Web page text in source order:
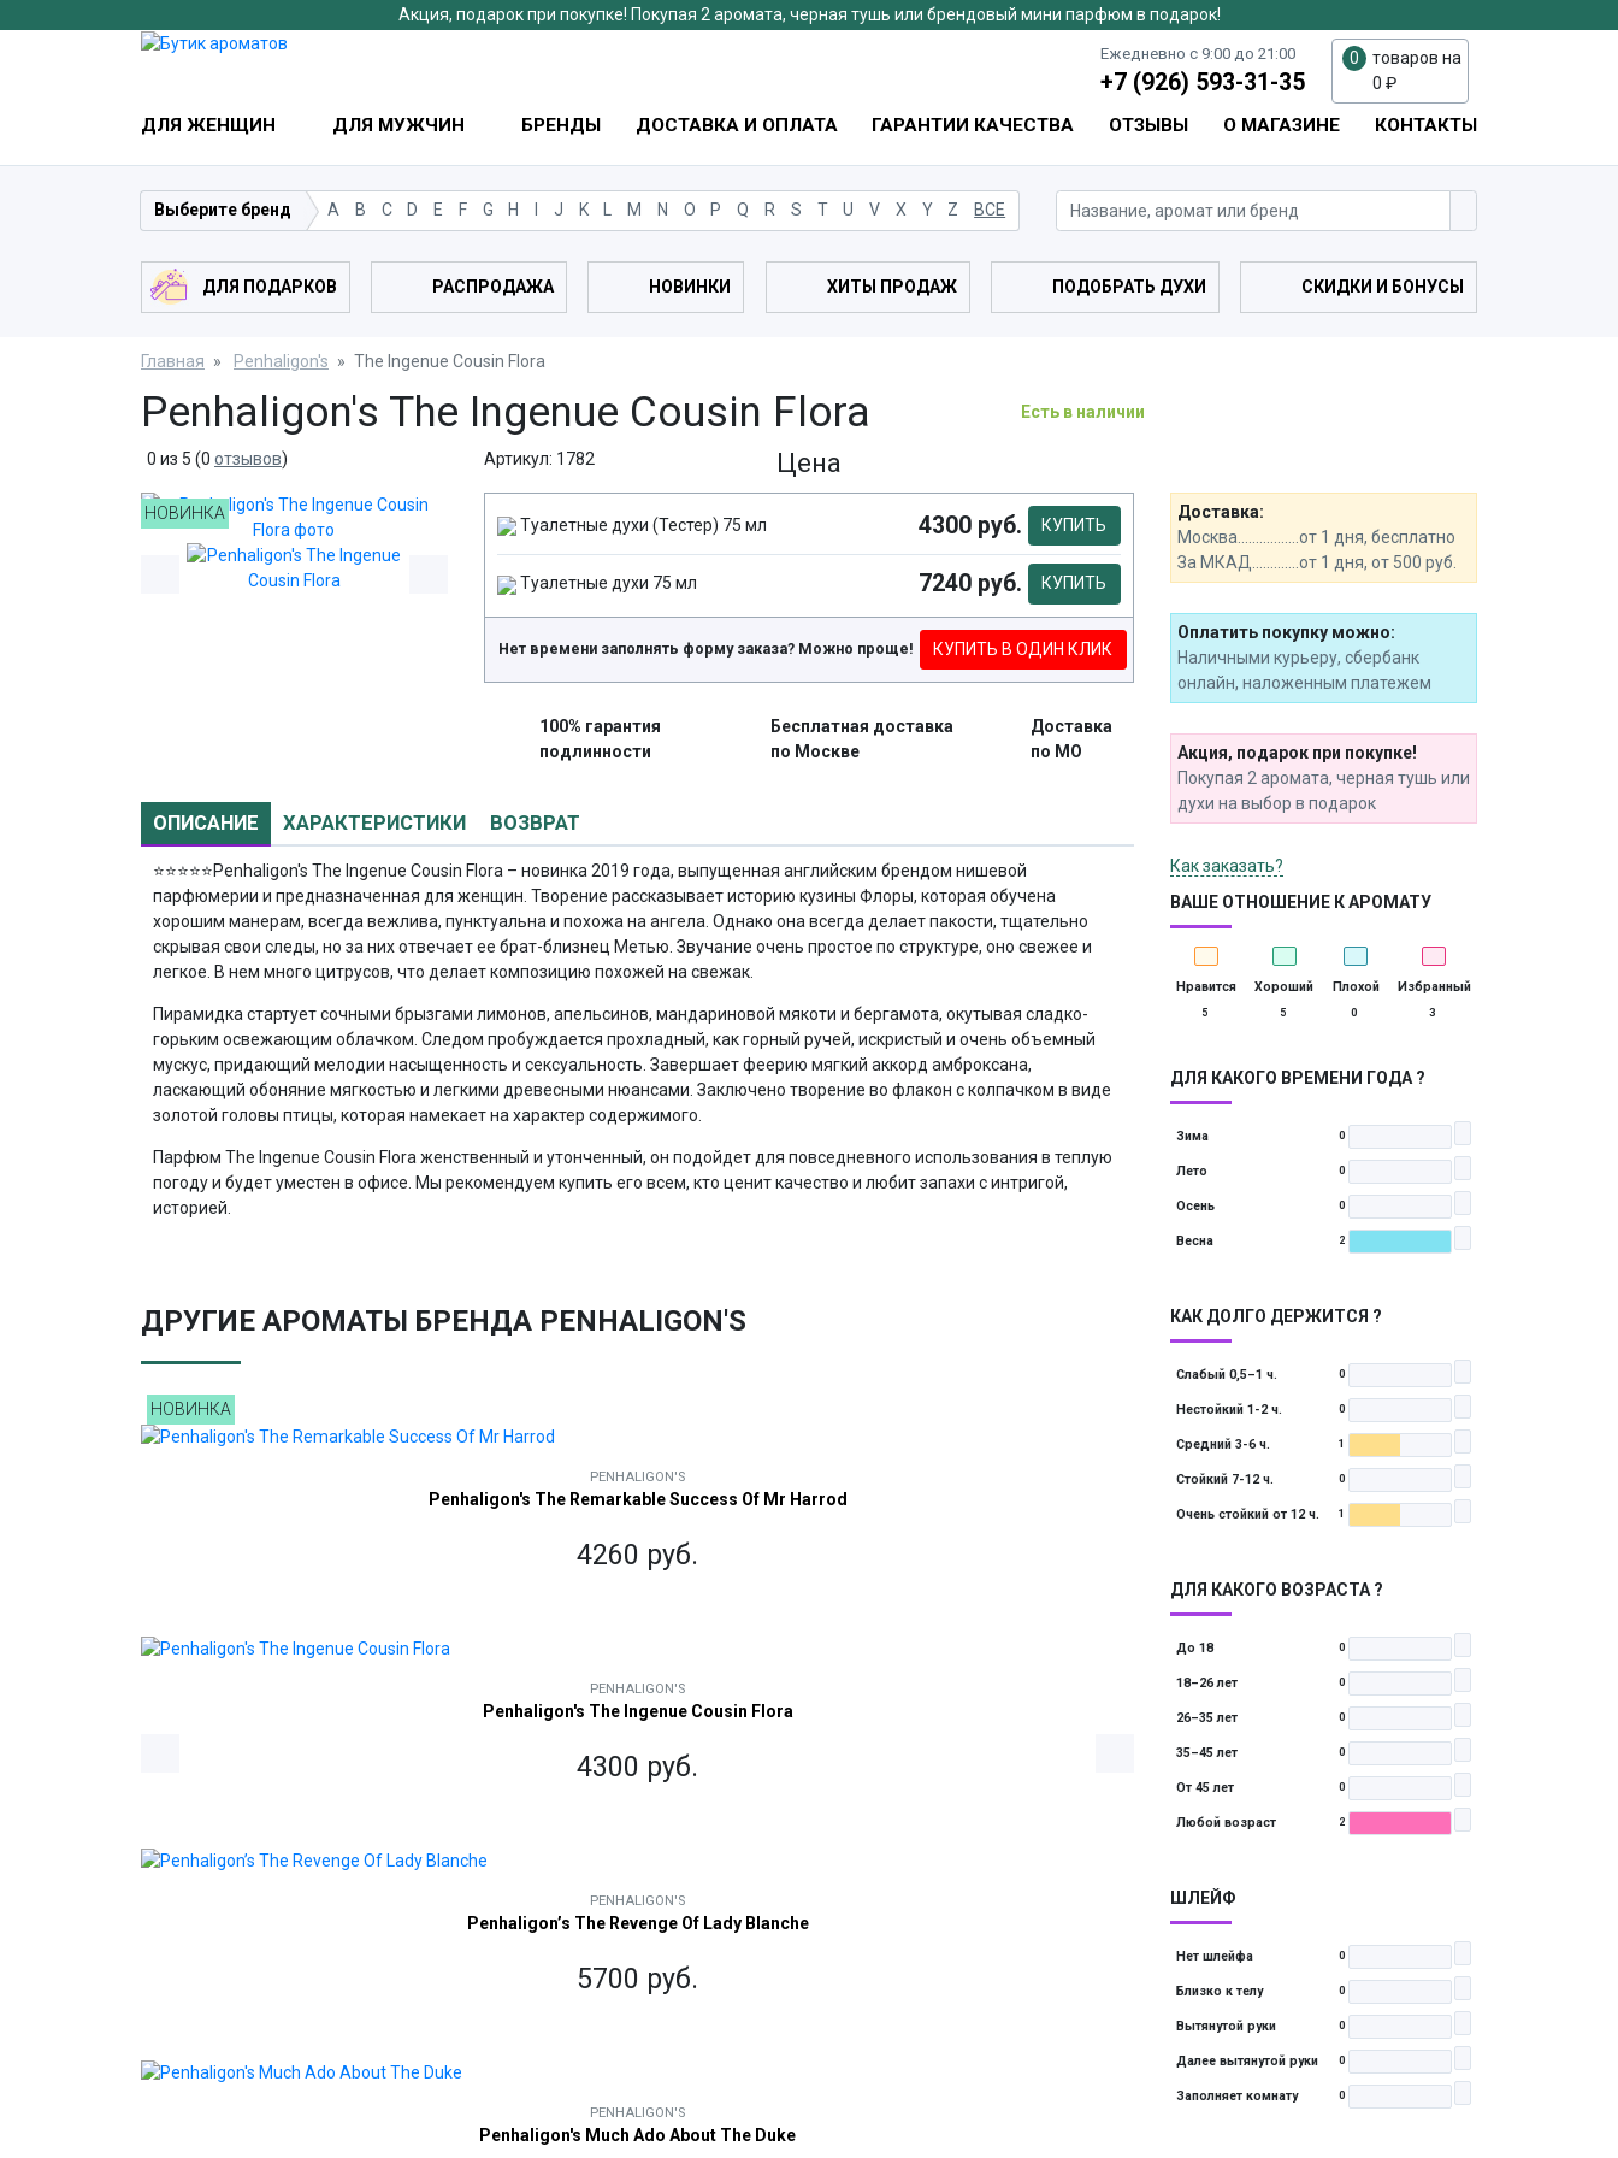
Акция, подарок при покупке! Покупая 2 аромата, черная тушь или брендовый мини парфюм в подарок!
Ежедневно с 9:00 до 21:00
+7 (926) 593-31-35
0
товаров на
0 ₽
ДЛЯ ЖЕНЩИН ДЛЯ МУЖЧИН БРЕНДЫ ДОСТАВКА И ОПЛАТА ГАРАНТИИ КАЧЕСТВА ОТЗЫВЫ О МАГАЗИНЕ КОНТАКТЫ
Выберите бренд A B C D E F G H J K L M N O P Q R S T U V X Y Z ВСЕ
ДЛЯ ПОДАРКОВ РАСПРОДАЖА НОВИНКИ ХИТЫ ПРОДАЖ ПОДОБРАТЬ ДУХИ СКИДКИ И БОНУСЫ
Главная Penhaligon's The Ingenue Cousin Flora
Penhaligon's The Ingenue Cousin Flora Есть в наличии
0 из 5 (0 отзывов) Артикул: 1782 Цена
НОВИНКА
Туалетные духи (Тестер) 75 мл 4300 руб. КУПИТЬ
Туалетные духи 75 мл 7240 руб. КУПИТЬ
Нет времени заполнять форму заказа? Можно проще! КУПИТЬ В ОДИН КЛИК
100% гарантия
подлинности
Бесплатная доставка
по Москве
Доставка
по МО
ОПИСАНИЕ ХАРАКТЕРИСТИКИ ВОЗВРАТ
⭐⭐⭐⭐⭐Penhaligon's The Ingenue Cousin Flora – новинка 2019 года, выпущенная английским брендом нишевой
парфюмерии и предназначенная для женщин. Творение рассказывает историю кузины Флоры, которая обучена
хорошим манерам, всегда вежлива, пунктуальна и похожа на ангела. Однако она всегда делает пакости, тщательно
скрывая свои следы, но за них отвечает ее брат-близнец Метью. Звучание очень простое по структуре, оно свежее и
легкое. В нем много цитрусов, что делает композицию похожей на свежак.
Пирамидка стартует сочными брызгами лимонов, апельсинов, мандариновой мякоти и бергамота, окутывая сладко-
горьким освежающим облачком. Следом пробуждается прохладный, как горный ручей, искристый и очень объемный
мускус, придающий мелодии насыщенность и сексуальность. Завершает феерию мягкий аккорд амброксана,
ласкающий обоняние мягкостью и легкими древесными нюансами. Заключено творение во флакон с колпачком в виде
золотой головы птицы, которая намекает на характер содержимого.
Парфюм The Ingenue Cousin Flora женственный и утонченный, он подойдет для повседневного использования в теплую
погоду и будет уместен в офисе. Мы рекомендуем купить его всем, кто ценит качество и любит запахи с интригой,
историей.
Доставка:
Москва.................от 1 дня, бесплатно
За МКАД.............от 1 дня, от 500 руб.
Оплатить покупку можно:
Наличными курьеру, сбербанк
онлайн, наложенным платежем
Акция, подарок при покупке!
Покупая 2 аромата, черная тушь или
духи на выбор в подарок
Как заказать?
ВАШЕ ОТНОШЕНИЕ К АРОМАТУ
Нравится
5
Хороший
5
Плохой
0
Избранный
3
ДЛЯ КАКОГО ВРЕМЕНИ ГОДА ?
Зима 0
Лето 0
Осень 0
Весна 2
КАК ДОЛГО ДЕРЖИТСЯ ?
Слабый 0,5–1 ч. 0
Нестойкий 1-2 ч. 0
Средний 3-6 ч. 1
Стойкий 7-12 ч. 0
Очень стойкий от 12 ч. 1
ДЛЯ КАКОГО ВОЗРАСТА ?
До 18 0
18–26 лет 0
26–35 лет 0
35–45 лет 0
От 45 лет 0
Любой возраст 2
ШЛЕЙФ
Нет шлейфа 0
Близко к телу 0
Вытянутой руки 0
Далее вытянутой руки 0
Заполняет комнату 0
ДРУГИЕ АРОМАТЫ БРЕНДА PENHALIGON'S
НОВИНКА
PENHALIGON'S
Penhaligon's The Remarkable Success Of Mr Harrod
4260 руб.
НОВИНКА
PENHALIGON'S
Penhaligon's The Ingenue Cousin Flora
4300 руб.
НОВИНКА
PENHALIGON'S
Penhaligon’s The Revenge Of Lady Blanche
5700 руб.
НОВИНКА
PENHALIGON'S
Penhaligon's Much Ado About The Duke